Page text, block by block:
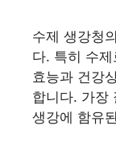
수제 생강청
다. 특히 수
효능과 건강
합니다. 가장
생강에 함유